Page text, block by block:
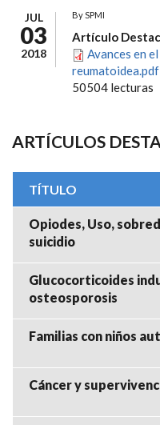
JUL
03
2018
BySPMI
Artículo
Avances en
reumatoidea.pdf
50504 lecturas
ARTÍCULOS
TÍTULO
Opiodes, Uso,
suicidio
Glucocorticoides
osteosporosis
Familias con niños
Cáncer y